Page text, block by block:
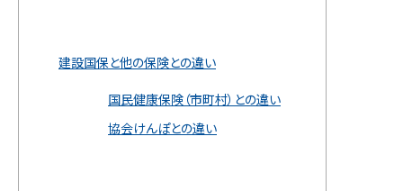
建設国保と他の保険との違い
国民健康保険（市町村）との違い
協会けんぽとの違い